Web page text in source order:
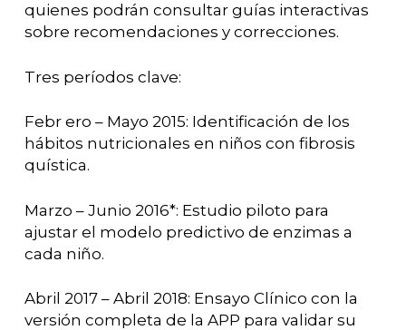
quienes podrán consultar guías interactivas
sobre recomendaciones y correcciones.
Tres períodos clave:
Febr ero – Mayo 2015: Identificación de los
hábitos nutricionales en niños con fibrosis
quística.
Marzo – Junio 2016*: Estudio piloto para
ajustar el modelo predictivo de enzimas a
cada niño.
Abril 2017 – Abril 2018: Ensayo Clínico con la
versión completa de la APP para validar su